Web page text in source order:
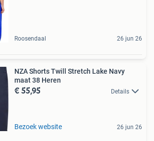
Roosendaal 26 jun 26
NZA Shorts Twill Stretch Lake Navy
maat 38 Heren
€ 55,95 Details
Bezoek website 26 jun 26